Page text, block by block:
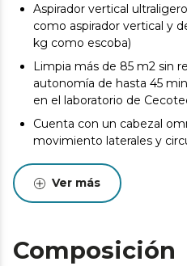
Aspirador vertical
como aspirador vertical y
kg como escoba)
Limpia más de 85 m2 sin
autonomía de hasta 45
en el laboratorio de
Cuenta con un cabezal
movimiento laterales y
todas las superficiesde
Dos modos de
modo Turbo acaba con la
Ver más
Composición